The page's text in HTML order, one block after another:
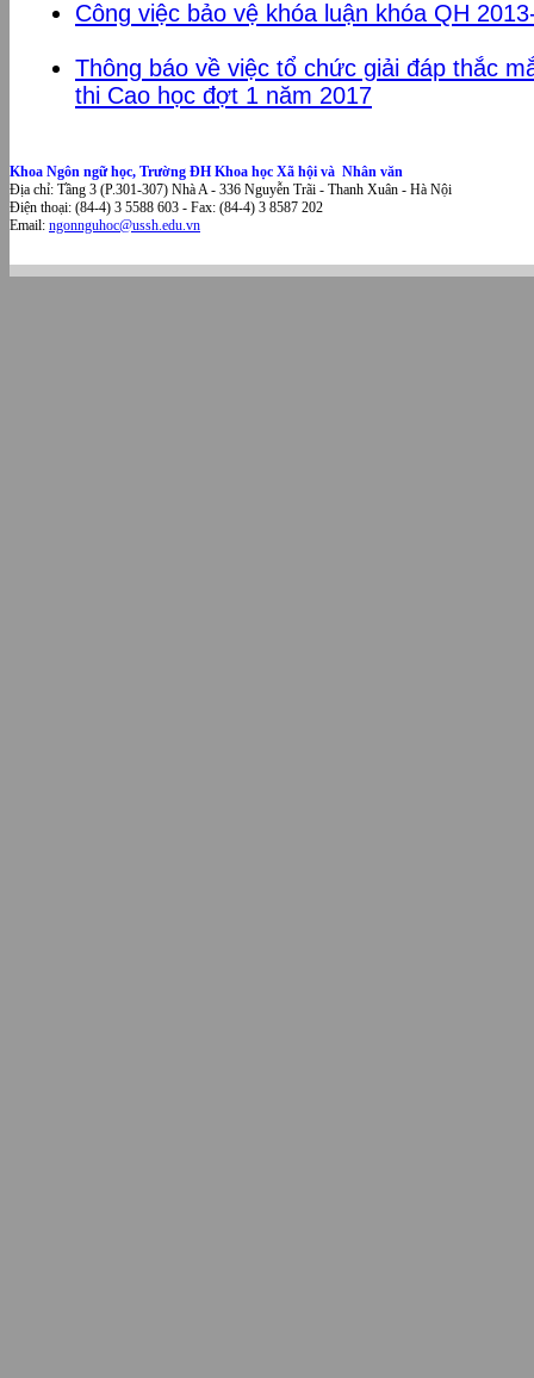
Công việc bảo vệ khóa luận khóa QH
Thông báo về việc tổ chức giải đáp thắc
thi Cao học đợt 1 năm 2017
Khoa Ngôn ngữ học, Trường ĐH Khoa học Xã hội và Nhân văn
Địa chỉ: Tầng 3 (P.301-307) Nhà A - 336 Nguyễn Trãi - Thanh Xuân - Hà Nội
Điện thoại: (84-4) 3 5588 603 - Fax: (84-4) 3 8587 202
Email: ngonnguhoc@ussh.edu.vn